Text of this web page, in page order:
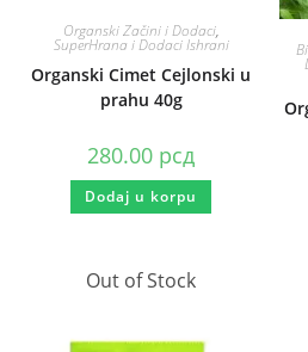
Organski Začini i Dodaci,
SuperHrana i Dodaci Ishrani
Organski Cimet Cejlonski u
prahu 40g
280.00 рсд
Dodaj u korpu
Out of Stock